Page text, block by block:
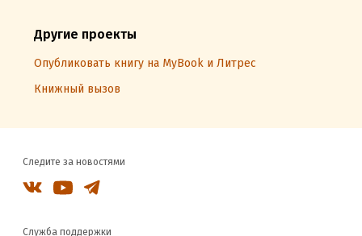
Другие проекты
Опубликовать книгу на MyBook и Литрес
Книжный вызов
Следите за новостями
Служба поддержки